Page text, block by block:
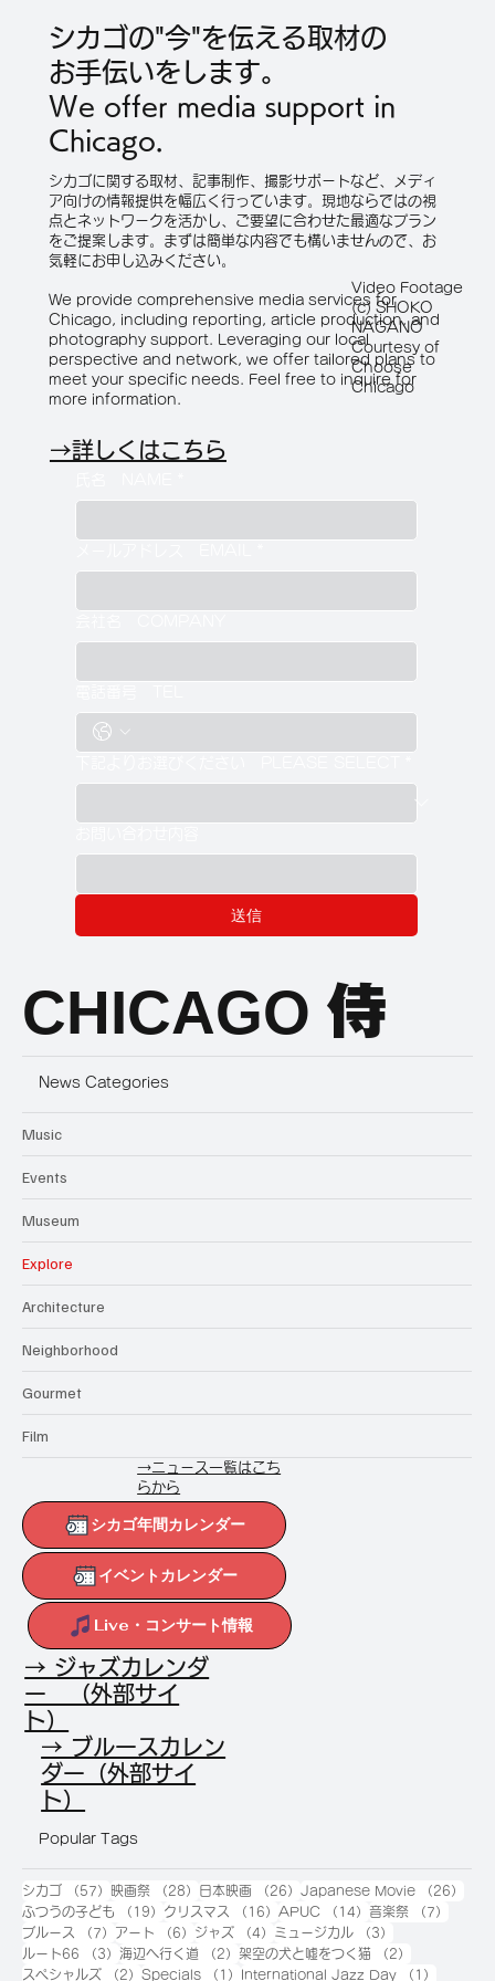
シカゴの"今"を伝える取材の
お手伝いをします。
We offer media support in
Chicago.
シカゴに関する取材、記事制作、撮影サポートなど、メディ
ア向けの情報提供を幅広く行っています。現地ならではの視
点とネットワークを活かし、ご要望に合わせた最適なプラン
をご提案します。まずは簡単な内容でも構いませんので、お
気軽にお申し込みください。
We provide comprehensive media services for
Chicago, including reporting, article production, and
photography support. Leveraging our local
perspective and network, we offer tailored plans to
meet your specific needs. Feel free to inquire for
more information.
→詳しくはこちら
送信
Video Footage
(c) SHOKO
NAGANO
Courtesy of
Choose
Chicago
CHICAGO 侍
News Categories
Music
Events
Museum
Explore
Architecture
Neighborhood
Gourmet
Film
→ニュース一覧はこち
らから
シカゴ年間カレンダー
イベントカレンダー
Live・コンサート情報
→ ジャズカレンダ
ー （外部サイ
ト）
→ ブルースカレン
ダー（外部サイ
ト）
Popular Tags
シカゴ （57） 57件の記事
映画祭 （28） 28件の記事
日本映画 （26） 26件の記事
Japanese Movie （26）
ふつうの子ども
（19） 19件の記事
クリスマス （16） 16件の記事
APUC （14） 14件の記事
音楽祭 （7）
ブルース
（7） 7件の記事
アート （6） 6件の記事
ジャズ （4） 4件の記事
ミュージカル （3）
ルート66
（3） 3件の記事
海辺へ行く道 （2） 2件の記事
架空の犬と嘘をつく猫 （2）
スペシャルズ
（2） 2件の記事
Specials （1） 1件の記事
International Jazz Day （1）